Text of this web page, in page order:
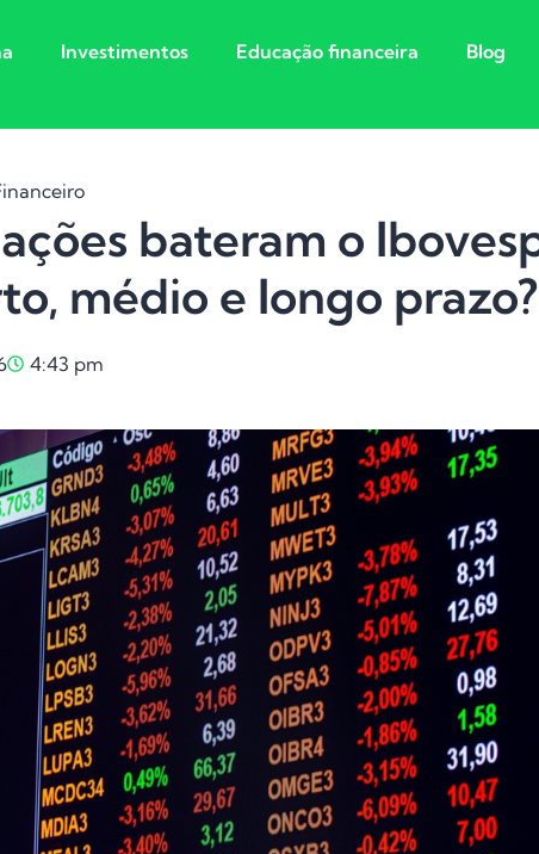
Investimentos Educação financeira Blog
bateram o
médio e longo prazo?
4:43 pm